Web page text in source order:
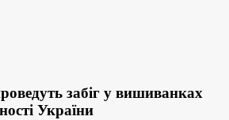
забіг у вишиванках
України